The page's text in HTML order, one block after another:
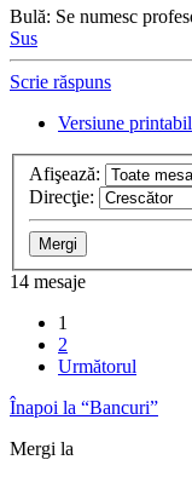
Bulă: Se numesc
Sus
Scrie răspuns
Versiune
Afişează:
Direcţie:
14 mesaje
1
2
Următorul
Înapoi la “Bancuri”
Mergi la